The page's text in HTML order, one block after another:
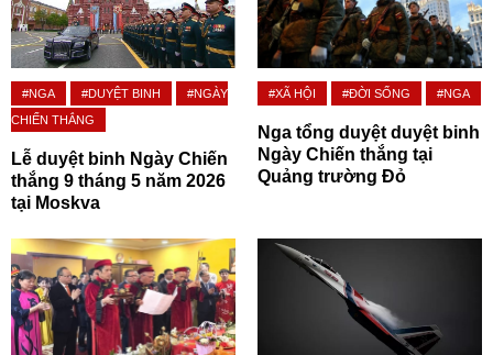
#NGA #DUYỆT BINH
#NGÀY
CHIẾN THẮNG
Lễ duyệt binh Ngày Chiến
thắng 9 tháng 5 năm 2026
tại Moskva
#XÃ HỘI #ĐỜI SỐNG #NGA
Nga tổng duyệt duyệt binh
Ngày Chiến thắng tại
Quảng trường Đỏ